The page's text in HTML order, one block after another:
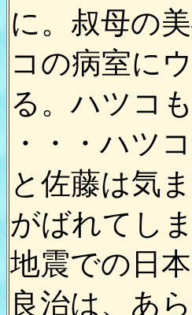
に。叔母の
コの病室に
る。ハツコ
・・・ハツ
と佐藤は気
がばれてし
地震での日
良治は、あ